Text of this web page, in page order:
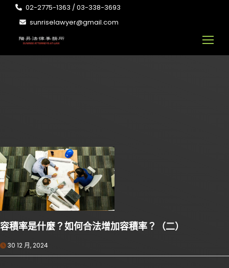
02-2775-1363 / 03-338-3693
sunriselawyer@gmail.com
容積率是什麼？如何合法增加容積率？（二）
30 12 月, 2024